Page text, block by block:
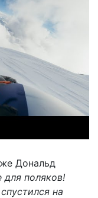
Дональд
для поляков!
на